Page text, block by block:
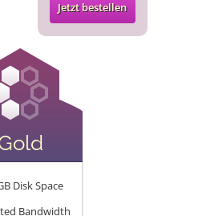
Jetzt bestellen
Disk Space
Bandwidth